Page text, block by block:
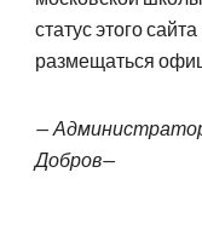
статус этого
размещаться
—
Добров—